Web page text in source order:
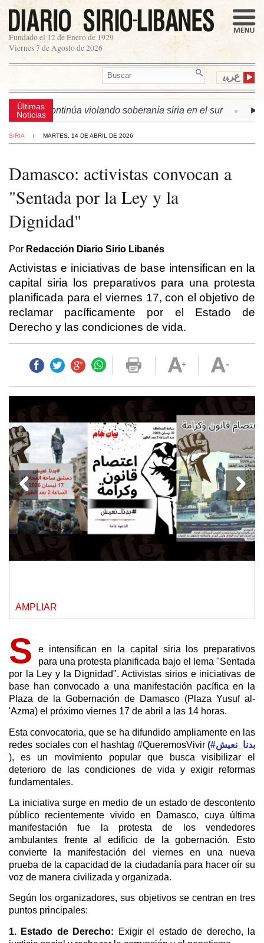
Fundado el 12 de Enero de 1929
Viernes 7 de Agosto de 2026
ﻉﺮﺒﻳ
Últimas
Noticias
israelí continúa violando soberanía siria en el sur ►
SIRIA MARTES, 14 DE ABRIL DE 2026
Damasco: activistas convocan a
"Sentada por la Ley y la
Dignidad"
Por Redacción Diario Sirio Libanés
Activistas e iniciativas de base intensifican en la
capital siria los preparativos para una protesta
planificada para el viernes 17, con el objetivo de
reclamar pacíficamente por el Estado de
Derecho y las condiciones de vida.
AMPLIAR
S
e intensifican en la capital siria los preparativos
para una protesta planificada bajo el lema "Sentada
por la Ley y la Dignidad".Activistas sirios e iniciativas de
base han convocado a una manifestación pacífica en la
Plaza de la Gobernación de Damasco (Plaza Yusuf al-
'Azma) el próximo viernes 17 de abril a las 14 horas.
Esta convocatoria, que se ha difundido ampliamente en las
redes sociales con el hashtag #QueremosVivir
(#بدنا_نعيش
), es un movimiento popular que busca visibilizar el
deterioro de las condiciones de vida y exigir reformas
fundamentales.
La iniciativa surge en medio de un estado de descontento
público recientemente vivido en Damasco, cuya última
manifestación fue la protesta de los vendedores
ambulantes frente al edificio de la gobernación. Esto
convierte la manifestación del viernes en una nueva
prueba de la capacidad de la ciudadanía para hacer oír su
voz de manera civilizada y organizada.
Según los organizadores, sus objetivos se centran en tres
puntos principales:
1. Estado de Derecho: Exigir el estado de derecho, la